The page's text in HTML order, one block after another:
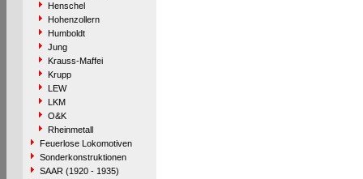
Henschel
Hohenzollern
Humboldt
Jung
Krauss-Maffei
Krupp
LEW
LKM
O&K
Rheinmetall
Feuerlose Lokomotiven
Sonderkonstruktionen
SAAR (1920 - 1935)